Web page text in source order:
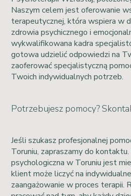
Naszym celem jest oferowanie
terapeutycznej, która wspiera w
zdrowia psychicznego i
wykwalifikowana kadra
gotowa udzielić odpowiedzi na
zaoferować specjalistyczną
Twoich indywidualnych potrzeb.
Potrzebujesz pomocy?
Jeśli szukasz profesjonalnej
Toruniu, zapraszamy do
psychologiczna w Toruniu jest
klient może liczyć na
zaangażowanie w proces terapii.